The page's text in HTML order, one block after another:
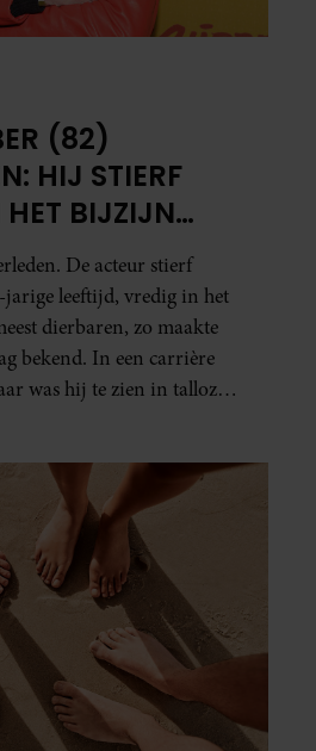
(82)
HIJ STIERF
BIJZIJN
De acteur stierf
jarige leeftijd, vredig in het
dierbaren, zo maakte
bekend. In een carrière
was hij te zien in talloze